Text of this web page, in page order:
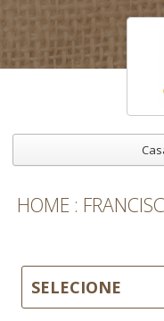
HOME
SELECIONE